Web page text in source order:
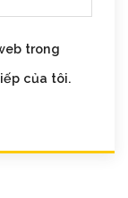
trong
của tôi.